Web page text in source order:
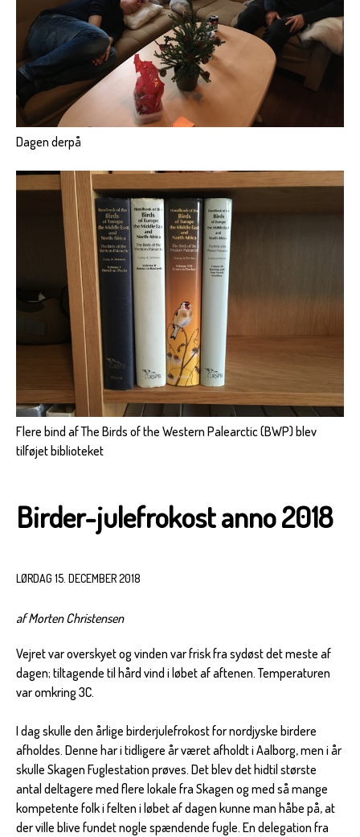
Dagen derpå
Flere bind af The Birds of the Western Palearctic (BWP) blev
tilføjet biblioteket
Birder-julefrokost anno 2018
LØRDAG 15. DECEMBER 2018
af Morten Christensen
Vejret var overskyet og vinden var frisk fra sydøst det meste af
dagen; tiltagende til hård vind i løbet af aftenen. Temperaturen
var omkring 3C.
I dag skulle den årlige birderjulefrokost for nordjyske birdere
afholdes. Denne har i tidligere år været afholdt i Aalborg, men i år
skulle Skagen Fuglestation prøves. Det blev det hidtil største
antal deltagere med flere lokale fra Skagen og med så mange
kompetente folk i felten i løbet af dagen kunne man håbe på, at
der ville blive fundet nogle spændende fugle. En delegation fra